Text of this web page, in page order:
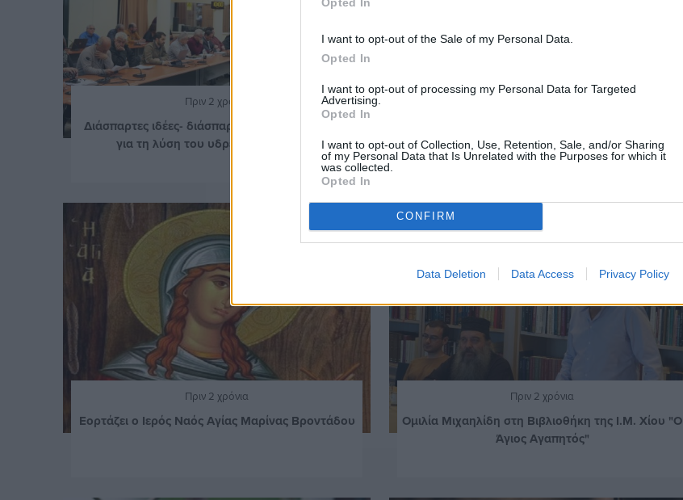
I want to opt-out of the Sale of my Personal Data.
Opted In
I want to opt-out of processing my Personal Data for Targeted
Advertising.
Opted In
I want to opt-out of Collection, Use, Retention, Sale, and/or Sharing
of my Personal Data that Is Unrelated with the Purposes for which it
was collected.
Opted In
CONFIRM
Data Deletion Data Access Privacy Policy
Πριν 2 χρόνια
Διάσπαρτες ιδέες- διάσπαρτος και ο σχεδιασμός
για τη λύση του υδρευτικού στη Χίο
Πριν 2 χρόνια
Εορτάζει ο Ιερός Ναός Αγίας Μαρίνας Βροντάδου
Πριν 2 χρόνια
Ομιλία Μιχαηλίδη στη Βιβλιοθήκη της Ι.Μ. Χίου "Ο
Άγιος Αγαπητός"